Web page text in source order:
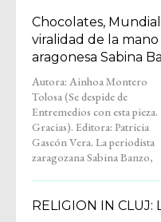
Chocolates,
viralidad de la
aragonesa Sabina
Autora: Ainhoa Montero
Tolosa (Se despide de
Entremedios con esta pieza.
Gracias). Editora: Patricia
Gascón Vera. La periodista
zaragozana Sabina Banzo,
tras años como reportera de
televisión y locutora de spots
para grandes marcas,
comenzó su andadura en
RELIGION IN CLUJ: